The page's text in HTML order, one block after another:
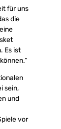
für uns
die
Es ist
sein,
und
vor